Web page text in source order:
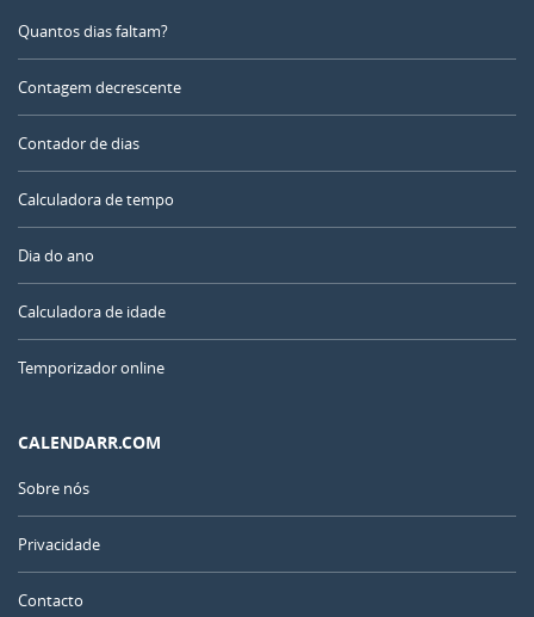
Quantos dias faltam?
Contagem decrescente
Contador de dias
Calculadora de tempo
Dia do ano
Calculadora de idade
Temporizador online
CALENDARR.COM
Sobre nós
Privacidade
Contacto